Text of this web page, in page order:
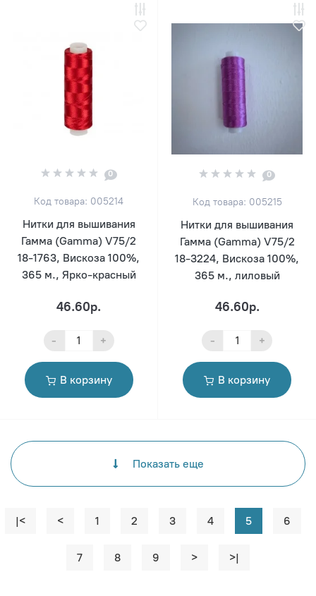
0
Код товара: 005214
Нитки для вышивания
Гамма (Gamma) V75/2
18-1763, Вискоза 100%,
365 м., Ярко-красный
46.60р.
- +
В корзину
0
Код товара: 005215
Нитки для вышивания
Гамма (Gamma) V75/2
18-3224, Вискоза 100%,
365 м., лиловый
46.60р.
- +
В корзину
Показать еще
|< < 1 2 3 4 5 6
7 8 9 > >|